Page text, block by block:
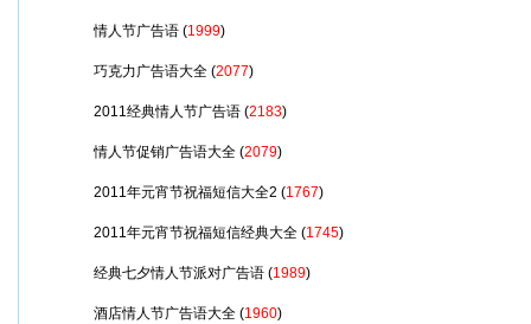
情人节广告语 (1999)
巧克力广告语大全 (2077)
2011经典情人节广告语 (2183)
情人节促销广告语大全 (2079)
2011年元宵节祝福短信大全2 (1767)
2011年元宵节祝福短信经典大全 (1745)
经典七夕情人节派对广告语 (1989)
酒店情人节广告语大全 (1960)